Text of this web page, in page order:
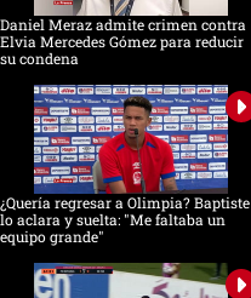
Daniel Meraz admite crimen contra
Elvia Mercedes Gómez para reducir
su condena
¿Quería regresar a Olimpia? Baptiste
lo aclara y suelta: "Me faltaba un
equipo grande"